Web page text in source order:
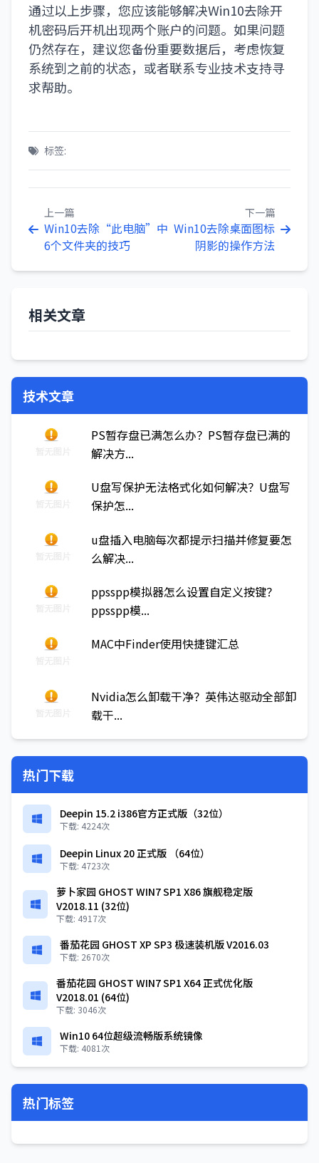
通过以上步骤，您应该能够解决Win10去除开
机密码后开机出现两个账户的问题。如果问题
仍然存在，建议您备份重要数据后，考虑恢复
系统到之前的状态，或者联系专业技术支持寻
求帮助。
标签:
上一篇
Win10去除“此电脑”中
6个文件夹的技巧
下一篇
Win10去除桌面图标
阴影的操作方法
相关文章
技术文章
PS暂存盘已满怎么办？PS暂存盘已满的
解决方...
U盘写保护无法格式化如何解决？U盘写
保护怎...
u盘插入电脑每次都提示扫描并修复要怎
么解决...
ppsspp模拟器怎么设置自定义按键？
ppsspp模...
MAC中Finder使用快捷键汇总
Nvidia怎么卸载干净？英伟达驱动全部卸
载干...
热门下载
Deepin 15.2 i386官方正式版（32位）
下载: 4224次
Deepin Linux 20 正式版 （64位）
下载: 4723次
萝卜家园 GHOST WIN7 SP1 X86 旗舰稳定版
V2018.11 (32位)
下载: 4917次
番茄花园 GHOST XP SP3 极速装机版 V2016.03
下载: 2670次
番茄花园 GHOST WIN7 SP1 X64 正式优化版
V2018.01 (64位)
下载: 3046次
Win10 64位超级流畅版系统镜像
下载: 4081次
热门标签